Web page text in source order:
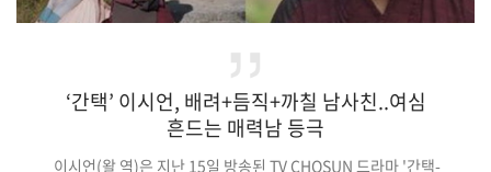
‘간택’ 이시언, 배려+듬직+까칠 남사친..여심
흔드는 매력남 등극
이시언(왈 역)은 지난 15일 방송된 TV CHOSUN 드라마 '간택-